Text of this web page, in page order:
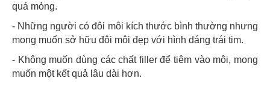
quá mỏng.
- Những người có đôi môi kích thước bình thường nhưng
mong muốn sở hữu đôi môi đẹp với hình dáng trái tim.
- Không muốn dùng các chất filler để tiêm vào môi, mong
muốn một kết quả lâu dài hơn.